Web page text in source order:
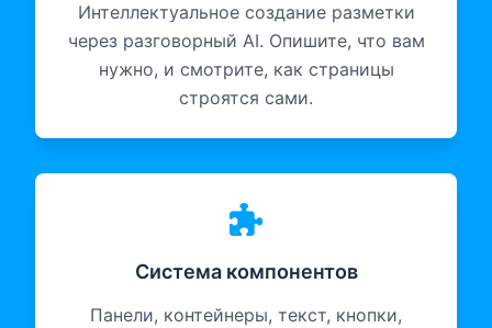
Интеллектуальное создание разметки
через разговорный AI. Опишите, что вам
нужно, и смотрите, как страницы
строятся сами.
Система компонентов
Панели, контейнеры, текст, кнопки,